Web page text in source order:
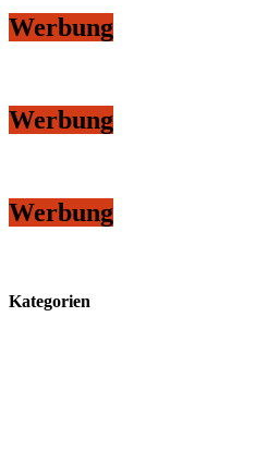
Werbung
Werbung
Werbung
Kategorien